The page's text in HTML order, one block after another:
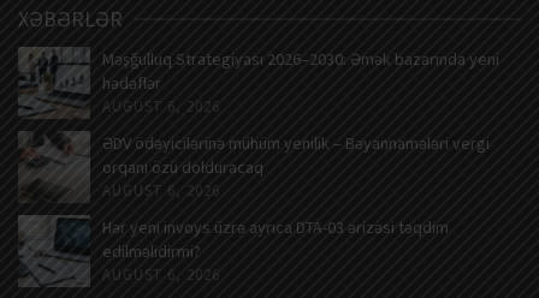
XƏBƏRLƏR
Məşğulluq Strategiyası 2026–2030: Əmək bazarında yeni
hədəflər
AUGUST 6, 2026
ƏDV ödəyicilərinə mühüm yenilik – Bəyannamələri vergi
orqanı özü dolduracaq
AUGUST 6, 2026
Hər yeni invoys üzrə ayrıca DTA-03 ərizəsi təqdim
edilməlidirmi?
AUGUST 6, 2026